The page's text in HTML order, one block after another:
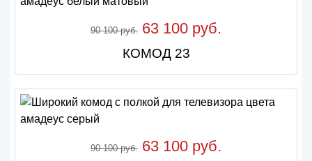
90 100 руб. 63 100 руб.
КОМОД 23
90 100 руб. 63 100 руб.